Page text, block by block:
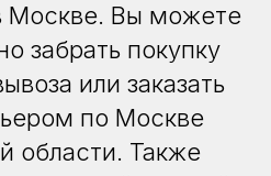
Москве. Вы можете
забрать покупку
или заказать
по Москве
области. Также